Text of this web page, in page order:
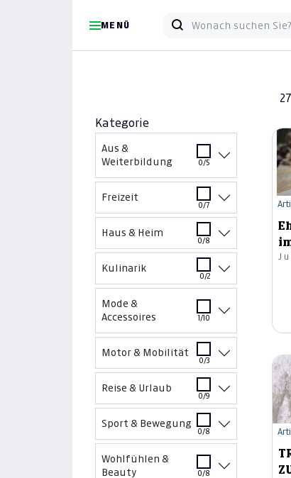
MENÜ
Kategorie
Aus &
Weiterbildung
0/5
Freizeit
0/7
Haus & Heim
0/8
Kulinarik
0/2
Mode &
Accessoires
1/10
Motor & Mobilität
0/3
Reise & Urlaub
0/9
Sport & Bewegung
0/8
Wohlfühlen &
Beauty
0/8